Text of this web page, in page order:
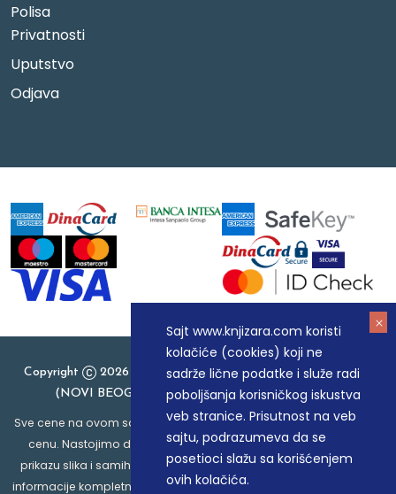
Sajt www.knjizara.com koristi
kolačiće (cookies) koji ne
sadrže lične podatke i služe radi
poboljšanja korisničkog iskustva
veb stranice. Prisutnost na veb
sajtu, podrazumeva da se
posetioci slažu sa korišćenjem
ovih kolačića.
Polisa
Privatnosti
Uputstvo
Odjava
Copyright
2026 Knjizara.com - MAKART DOO BEOGRAD
(NOVI BEOGRAD), PIB: 105184104, MB: 20337524
Sve cene na ovom sajtu iskazane su u dinarima. PDV je uračunat u
cenu. Nastojimo da budemo što precizniji u opisu proizvoda,
prikazu slika i samih cena, ali ne možemo garantovati da su sve
informacije kompletne i bez grešaka. Svi artikli prikazani na sajtu su